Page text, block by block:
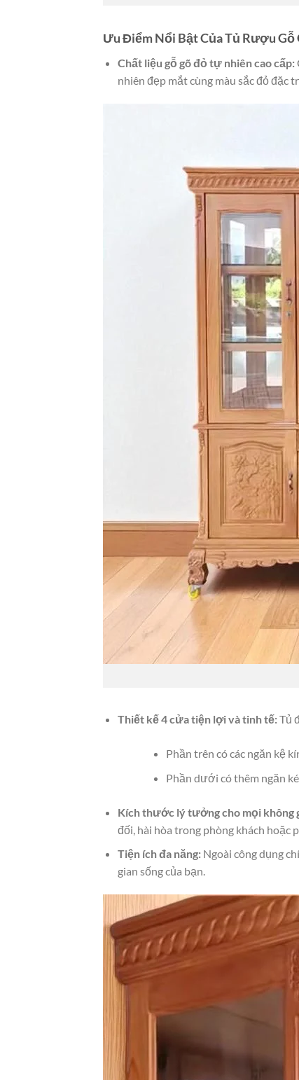
Ưu Điểm Nổi Bật Của Tủ Rượu Gỗ
Chất liệu gỗ gõ đỏ tự nhiên cao cấp:
nhiên đẹp mắt cùng màu sắc đỏ đặc
Thiết kế 4 cửa tiện lợi và tinh tế:Tủ
Phần trên có các ngăn kệ
Phần dưới có thêm ngăn
Kích thước lý tưởng cho mọi không
đối, hài hòa trong phòng khách hoặc
Tiện ích đa năng:Ngoài công dụng
gian sống của bạn.